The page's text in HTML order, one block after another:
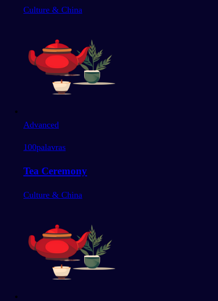
Culture & China
Advanced
100palavras
Tea Ceremony
Culture & China